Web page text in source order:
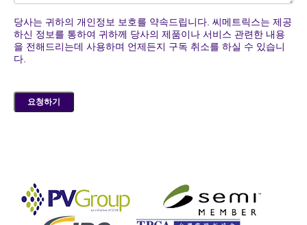
당사는 귀하의 개인정보 보호를 약속드립니다. 씨메트릭스는 제공
하신 정보를 통하여 귀하께 당사의 제품이나 서비스 관련한 내용
을 전해드리는데 사용하며 언제든지 구독 취소를 하실 수 있습니
다.